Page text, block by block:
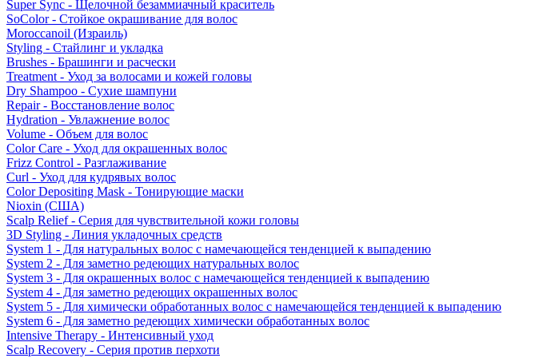
Super Sync - Щелочной безаммиачный краситель
SoColor - Стойкое окрашивание для волос
Moroccanoil (Израиль)
Styling - Стайлинг и укладка
Brushes - Брашинги и расчески
Treatment - Уход за волосами и кожей головы
Dry Shampoo - Сухие шампуни
Repair - Восстановление волос
Hydration - Увлажнение волос
Volume - Объем для волос
Color Care - Уход для окрашенных волос
Frizz Control - Разглаживание
Curl - Уход для кудрявых волос
Color Depositing Mask - Тонирующие маски
Nioxin (США)
Scalp Relief - Серия для чувствительной кожи головы
3D Styling - Линия укладочных средств
System 1 - Для натуральных волос с намечающейся тенденцией к выпадению
System 2 - Для заметно редеющих натуральных волос
System 3 - Для окрашенных волос с намечающейся тенденцией к выпадению
System 4 - Для заметно редеющих окрашенных волос
System 5 - Для химически обработанных волос с намечающейся тенденцией к выпадению
System 6 - Для заметно редеющих химически обработанных волос
Intensive Therapy - Интенсивный уход
Scalp Recovery - Серия против перхоти